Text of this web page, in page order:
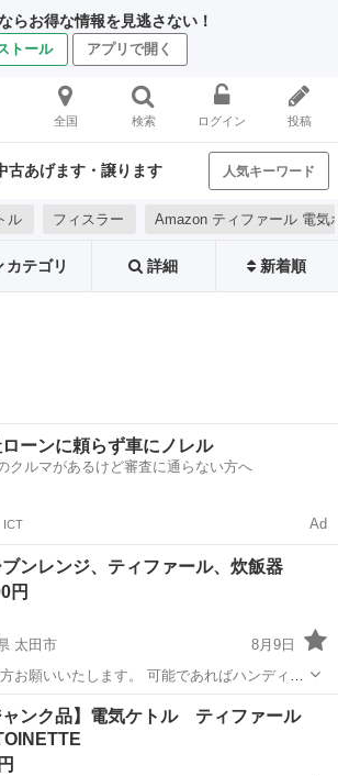
らお得な情報を見逃さない！
トール アプリで開く
全国 検索 ログイン 投稿
古あげます・譲ります 人気キーワード
ル フィスラー Amazon ティファール 電気
カテゴリ 詳細 新着順
ローンに頼らず車にノレル
クルマがあるけど審査に通らない方へ
ICT Ad
ンレンジ、ティファール、炊飯器
円
太田市
8月9日
お願いいたします。 可能であればハンディー
す。
ッチン家電 ティファール
ャンク品】電気ケトル ティファール